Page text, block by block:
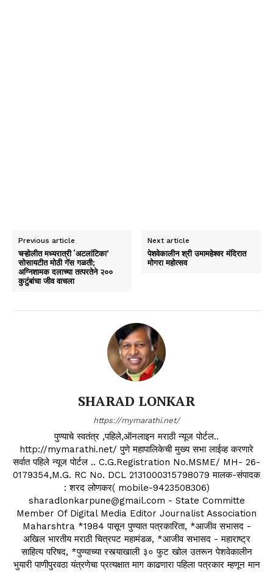
Previous article
चऱ्होलीत मध्यरात्री ‘अटलांटिका’
सोसायटीत मोठी गॅस गळती;
अग्निशामक दलाच्या तत्परतेने २००
कुटुंबांचा जीव वाचला
Next article
पेशवेकालीन श्री उमामहेश्वर मंदिरात
मोगरा महोत्सव
SHARAD LONKAR
https://mymarathi.net/
पुण्याचे स्वतंत्र ,पहिले,ऑनलाइन मराठी न्यूज पोर्टल..
http://mymarathi.net/ पुणे महापालिकेची मुख्य सभा लाईव्ह करणारे
सर्वात पहिले न्यूज पोर्टल .. C.G.Registration No.MSME/ MH- 26-
0179354,M.G. RC No. DCL 2131000315798079 मालक-संपादक
: शरद लोणकर( mobile-9423508306)
sharadlonkarpune@gmail.com - State Committe
Member Of Digital Media Editor Journalist Association
Maharshtra *1984 पासून पुण्यात पत्रकारिता, *आजीव सभासद -
अखिल भारतीय मराठी चित्रपट महामंडळ, *आजीव सभासद - महाराष्ट्र
साहित्य परिषद, *पुण्याच्या रस्त्याखाली ३० फुट खोल उतरून पेशवेकालीन
भुयारी पाणीपुरवठा यंत्रणेचा प्रत्यक्षात माग काढणारा पहिला पत्रकार म्हणून मान